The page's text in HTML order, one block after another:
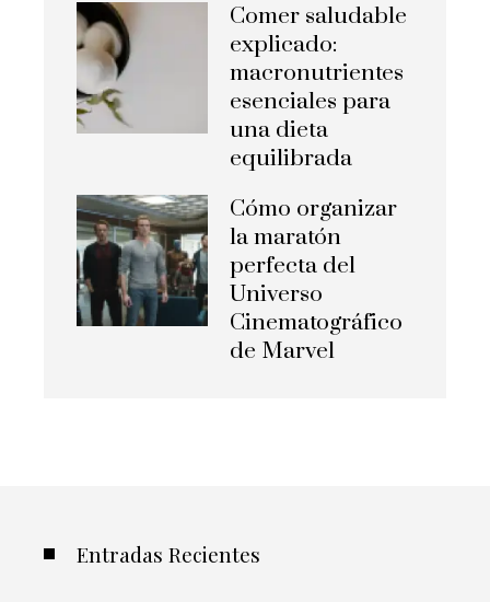
Comer saludable
explicado:
macronutrientes
esenciales para
una dieta
equilibrada
Cómo organizar
la maratón
perfecta del
Universo
Cinematográfico
de Marvel
Entradas Recientes